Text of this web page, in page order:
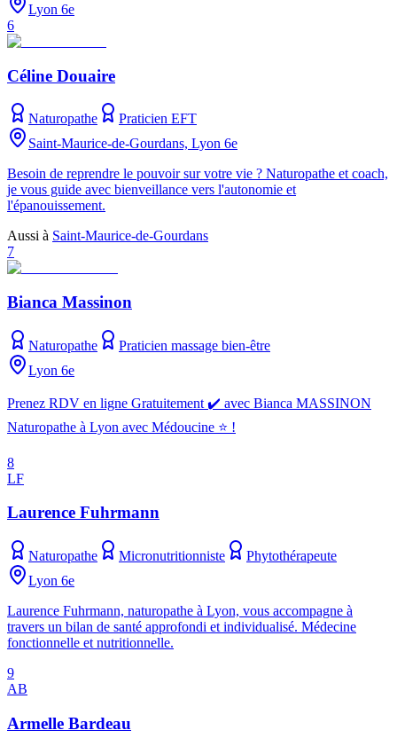
Lyon 6e
6
Céline Douaire
Naturopathe
Praticien EFT
Saint-Maurice-de-Gourdans, Lyon 6e
Besoin de reprendre le pouvoir sur votre vie ? Naturopathe et coach,
je vous guide avec bienveillance vers l'autonomie et
l'épanouissement.
Aussi à Saint-Maurice-de-Gourdans
7
Bianca Massinon
Naturopathe
Praticien massage bien-être
Lyon 6e
Prenez RDV en ligne Gratuitement ✔️ avec Bianca MASSINON
Naturopathe à Lyon avec Médoucine ⭐ !
8
LF
Laurence Fuhrmann
Naturopathe Micronutritionniste
Phytothérapeute
Lyon 6e
Laurence Fuhrmann, naturopathe à Lyon, vous accompagne à
travers un bilan de santé approfondi et individualisé. Médecine
fonctionnelle et nutritionnelle.
9
AB
Armelle Bardeau